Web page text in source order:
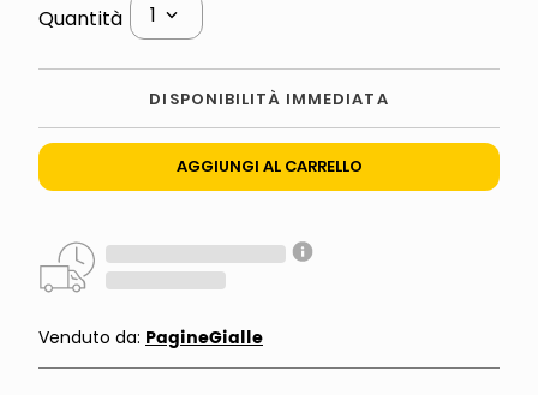
Quantità 1
DISPONIBILITÀ IMMEDIATA
AGGIUNGI AL CARRELLO
Venduto da: PagineGialle